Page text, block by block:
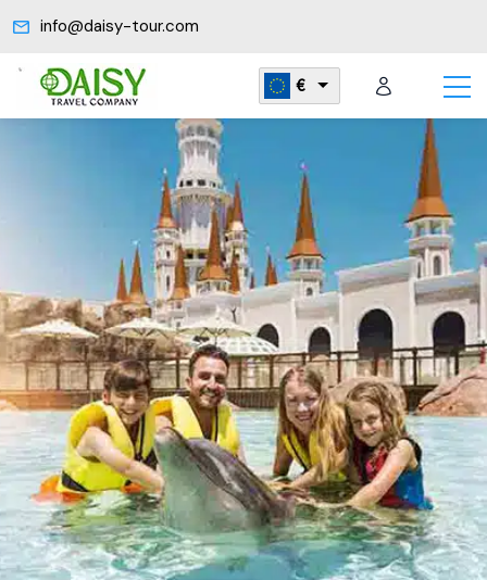
info@daisy-tour.com
€